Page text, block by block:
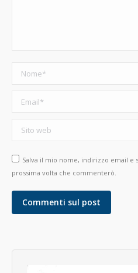
Nome *
Email *
Sito web
Salva il mio nome, indirizzo email e
prossima volta che commenterò.
Commenti sul post